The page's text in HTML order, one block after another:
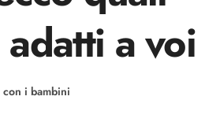
a voi
con i bambini